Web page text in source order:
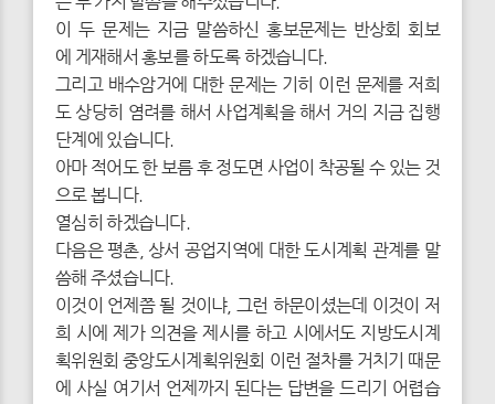
이 두 문제는 지금 말씀하신 홍보문제는 반상회 회보
에 게재해서 홍보를 하도록 하겠습니다.
그리고 배수암거에 대한 문제는 기히 이런 문제를 저희
도 상당히 염려를 해서 사업계획을 해서 거의 지금 집행
단계에 있습니다.
아마 적어도 한 보름 후 정도면 사업이 착공될 수 있는 것
으로 봅니다.
열심히 하겠습니다.
다음은 평촌, 상서 공업지역에 대한 도시계획 관계를 말
씀해 주셨습니다.
이것이 언제쯤 될 것이냐, 그런 하문이셨는데 이것이 저
희 시에 제가 의견을 제시를 하고 시에서도 지방도시계
획위원회 중앙도시계획위원회 이런 절차를 거치기 때문
에 사실 여기서 언제까지 된다는 답변을 드리기 어렵습